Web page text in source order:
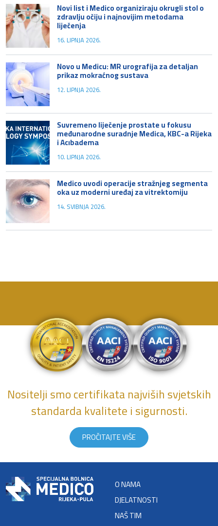
Novi list i Medico organiziraju okrugli stol o
zdravlju očiju i najnovijim metodama
liječenja
16. LIPNJA 2026.
Novo u Medicu: MR urografija za detaljan
prikaz mokraćnog sustava
12. LIPNJA 2026.
Suvremeno liječenje prostate u fokusu
međunarodne suradnje Medica, KBC-a Rijeka
i Acıbadema
10. LIPNJA 2026.
Medico uvodi operacije stražnjeg segmenta
oka uz moderni uređaj za vitrektomiju
14. SVIBNJA 2026.
Nositelji smo certifikata najviših svjetskih
standarda kvalitete i sigurnosti.
PROČITAJTE VIŠE
O NAMA
DJELATNOSTI
NAŠ TIM